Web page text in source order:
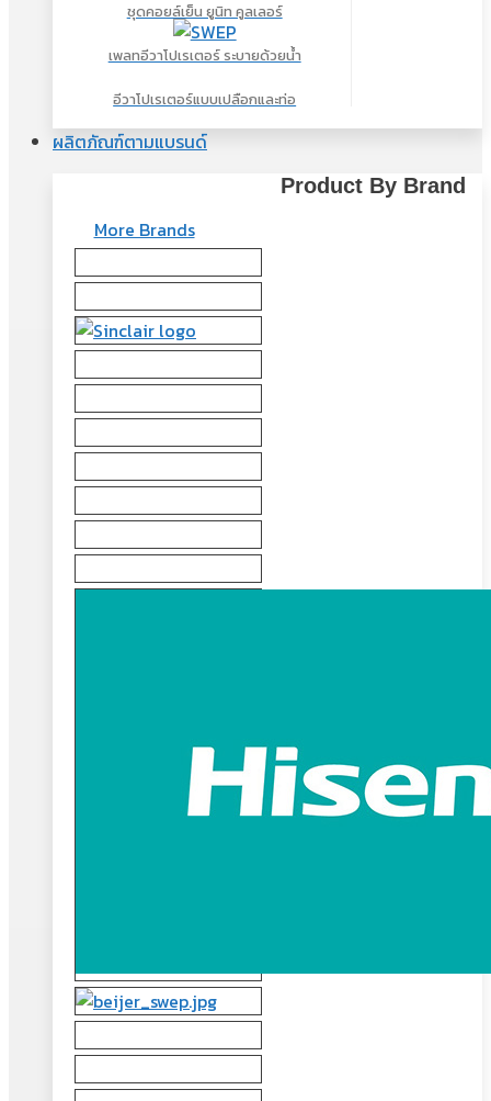
ชุดคอยล์เย็น ยูนิท คูลเลอร์
เพลทอีวาโปเรเตอร์ ระบายด้วยน้ำ
อีวาโปเรเตอร์แบบเปลือกและท่อ
ผลิตภัณฑ์ตามแบรนด์
Product By Brand
More Brands